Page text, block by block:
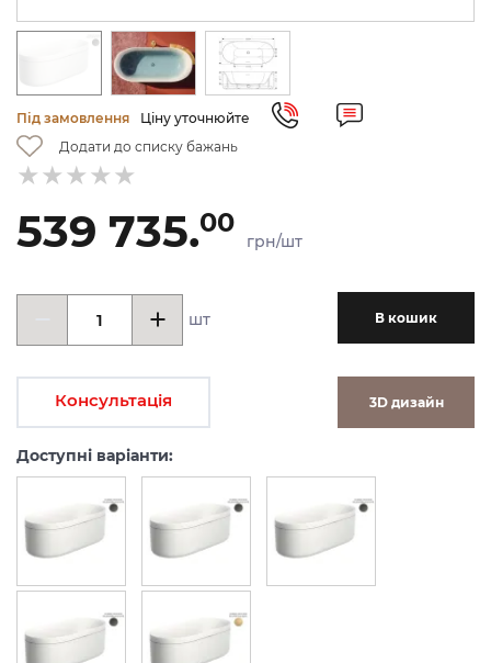
Під замовлення
Ціну уточнюйте
Додати до списку бажань
539 735.00
грн/шт
шт В кошик
Консультація 3D дизайн
Доступні варіанти: